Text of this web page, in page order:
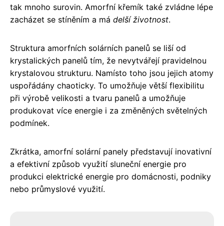
tak mnoho surovin. Amorfní křemík také zvládne lépe
zacházet se stíněním a má delší životnost.
Struktura amorfních solárních panelů se liší od
krystalických panelů tím, že nevytvářejí pravidelnou
krystalovou strukturu. Namísto toho jsou jejich atomy
uspořádány chaoticky. To umožňuje větší flexibilitu
při výrobě velikosti a tvaru panelů a umožňuje
produkovat více energie i za změněných světelných
podmínek.
Zkrátka, amorfní solární panely představují inovativní
a efektivní způsob využití sluneční energie pro
produkci elektrické energie pro domácnosti, podniky
nebo průmyslové využití.